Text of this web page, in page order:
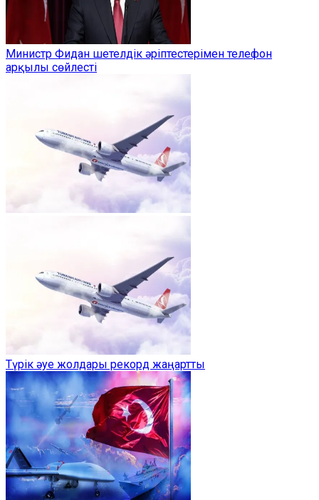
Министр Фидан шетелдік әріптестерімен телефон
арқылы сөйлесті
Түрік әуе жолдары рекорд жаңартты